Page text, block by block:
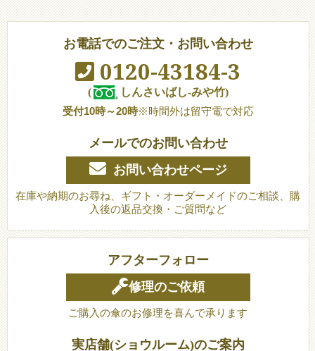
お電話でのご注文・お問い合わせ
0120-43184-3
(
しんさいばし-みや竹)
受付10時～20時※時間外は留守電で対応
メールでのお問い合わせ
お問い合わせページ
在庫や納期のお尋ね、ギフト・オーダーメイドのご相談、購
入後の返品交換・ご質問など
アフターフォロー
修理のご依頼
ご購入の傘のお修理を喜んで承ります
実店舗(ショウルーム)のご案内